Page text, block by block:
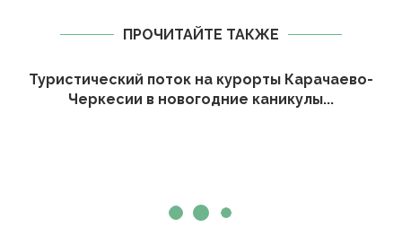
ПРОЧИТАЙТЕ ТАКЖЕ
Туристический поток на курорты Карачаево-
Черкесии в новогодние каникулы...